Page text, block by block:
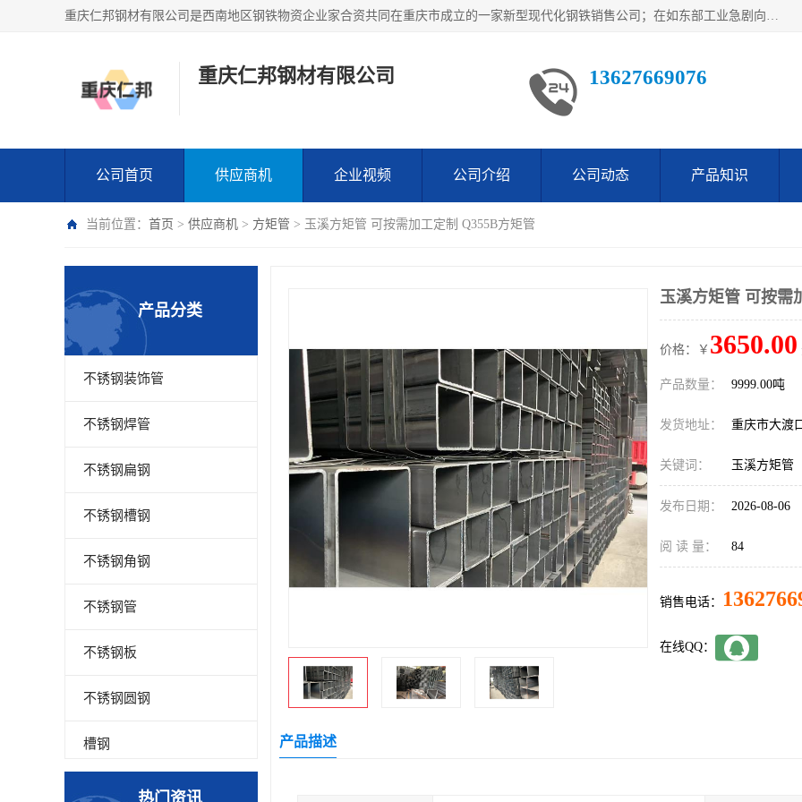
重庆仁邦钢材有限公司是西南地区钢铁物资企业家合资共同在重庆市成立的一家新型现代化钢铁销售公司；在如东部工业急剧向西部转移，西部大建工厂区及国家水利水电项目，我司力抓不断完善自我产品结构优化，让自己的钢铁产品广泛传播于这些大型再建项目
重庆仁邦钢材有限公司 13627669076
公司首页 供应商机 企业视频 公司介绍 公司动态 产品知识
当前位置： 首页 > 供应商机 > 方矩管 > 玉溪方矩管 可按需加工定制 Q355B方矩管
产品分类
不锈钢装饰管
不锈钢焊管
不锈钢扁钢
不锈钢槽钢
不锈钢角钢
不锈钢管
不锈钢板
不锈钢圆钢
槽钢
热门资讯
玉溪方矩管 可按需
价格：￥ 3650.00
产品数量： 9999.00吨
发货地址： 重庆市大渡
关键词： 玉溪方矩管
发布日期： 2026-08-06
阅 读 量： 84
销售电话：
在线QQ：
产品描述